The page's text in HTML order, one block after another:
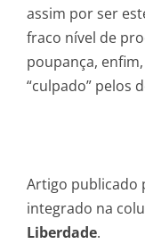
assim por ser
fraco nível de
poupança,
“culpado” pelos
Artigo publicado
integrado na
Liberdade.